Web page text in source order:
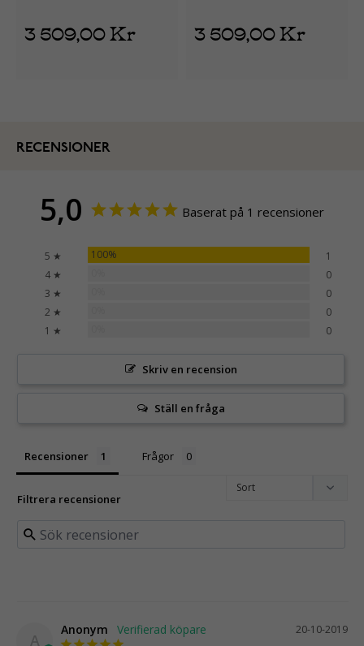
3 509,00 Kr 3 509,00 Kr
RECENSIONER
5,0 Baserat på 1 recensioner
5 ★ 100%
1
4 ★
0
3 ★
0
2 ★
0
1 ★
0
Skriv en recension
Ställ en fråga
Recensioner Frågor
Filtrera recensioner
A
20-10-2019
Anonym